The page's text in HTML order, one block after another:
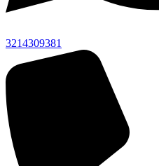
3214309381